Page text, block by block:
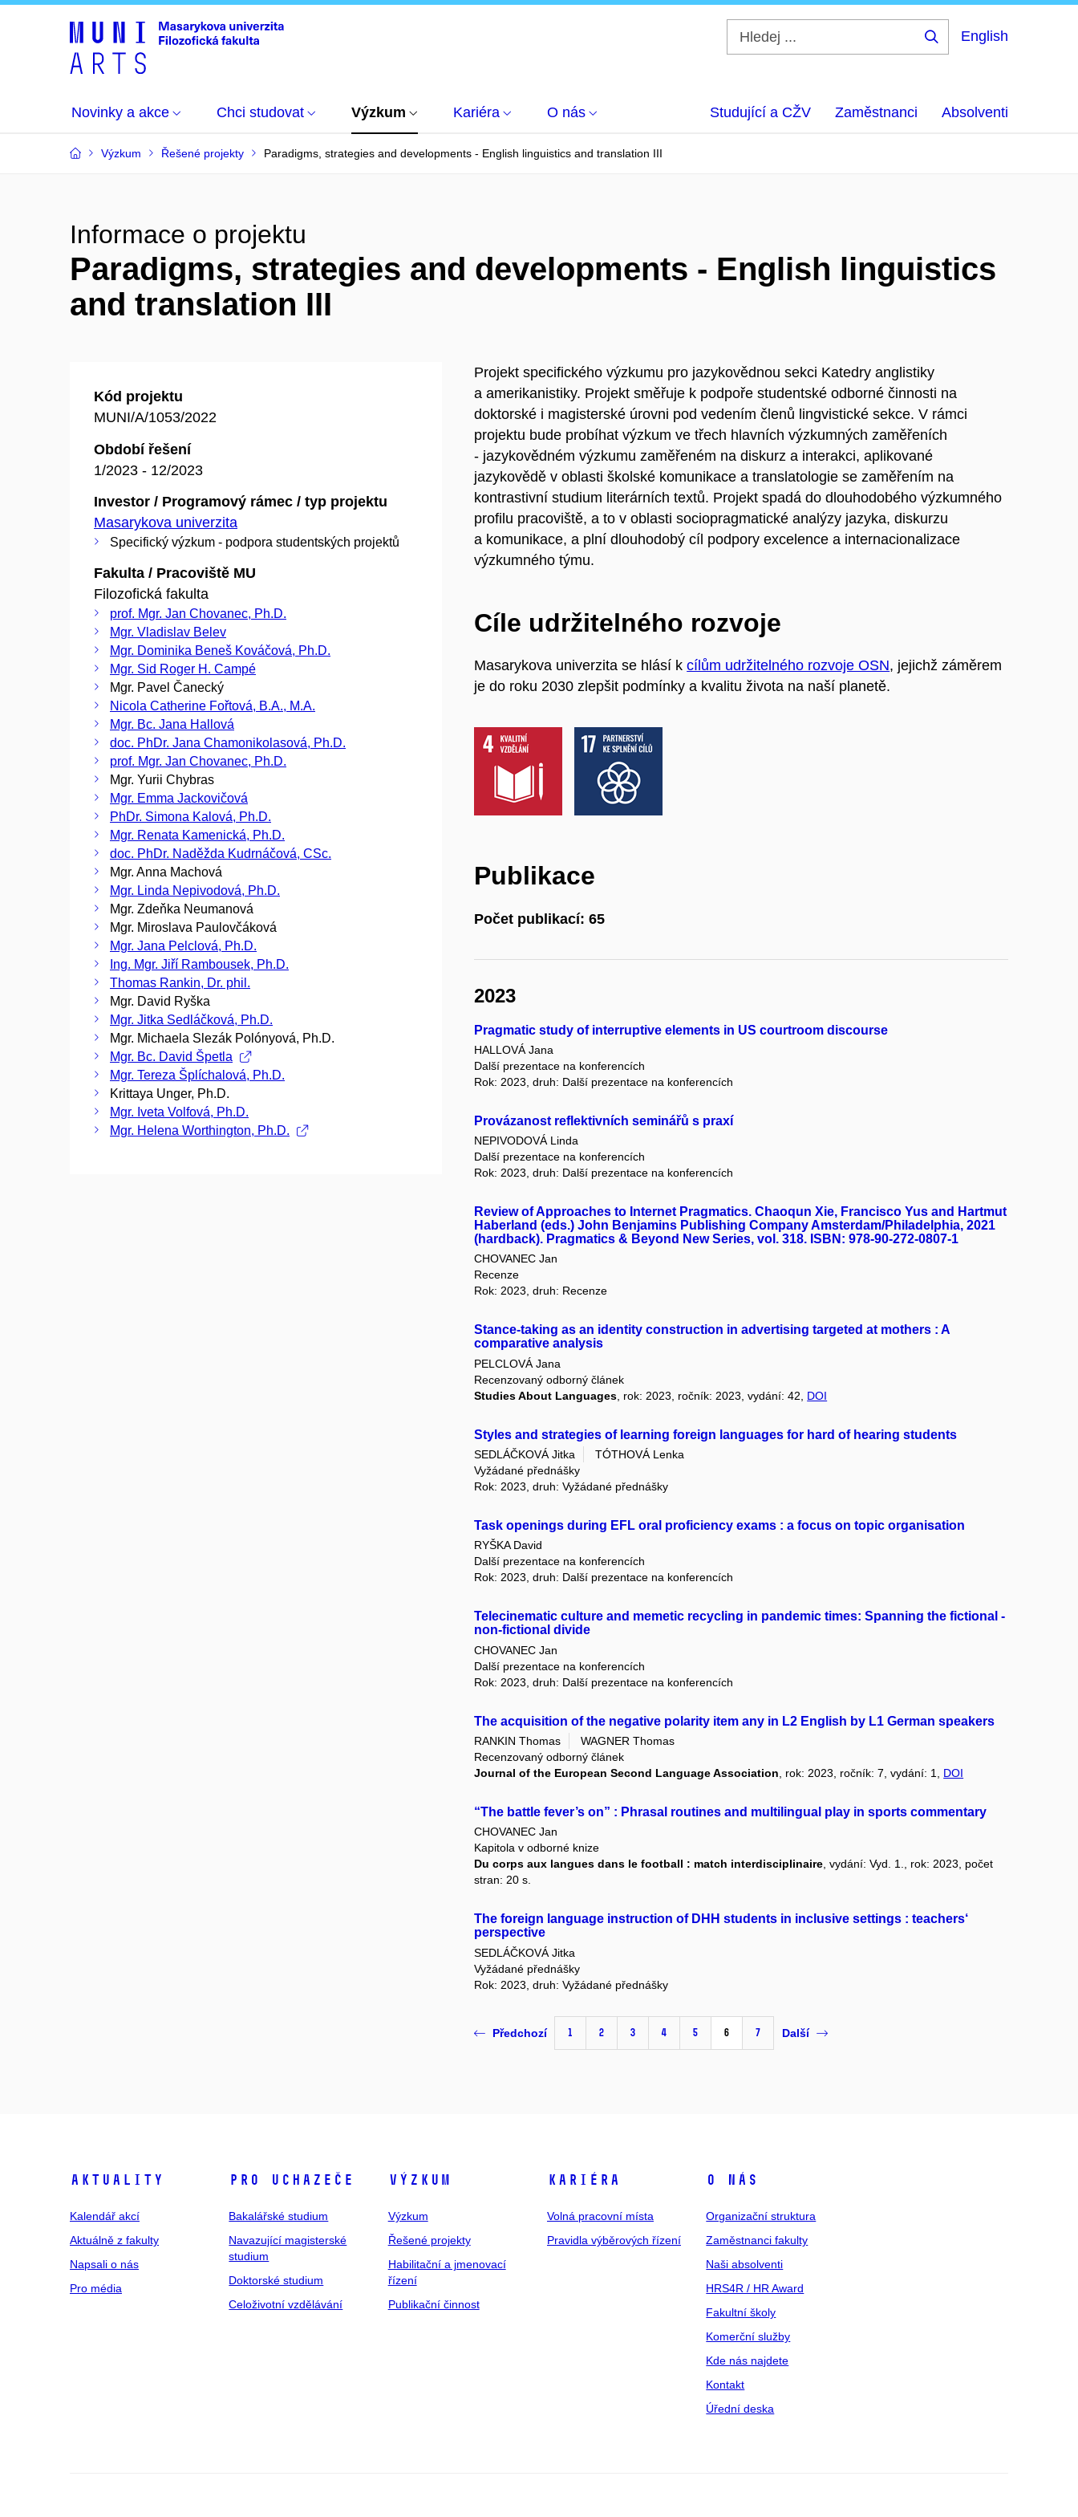
English
Novinky a akce Chci studovat Výzkum Kariéra O nás Studující a CŽV Zaměstnanci Absolventi
Výzkum Řešené projekty Paradigms, strategies and developments - English linguistics and translation III
Informace o projektu
Paradigms, strategies and developments - English linguistics
and translation III
Kód projektu
MUNI/A/1053/2022
Období řešení
1/2023 - 12/2023
Investor / Programový rámec / typ projektu
Masarykova univerzita
Specifický výzkum - podpora studentských projektů
Fakulta / Pracoviště MU
Filozofická fakulta
prof. Mgr. Jan Chovanec, Ph.D.
Mgr. Vladislav Belev
Mgr. Dominika Beneš Kováčová, Ph.D.
Mgr. Sid Roger H. Campé
Mgr. Pavel Čanecký
Nicola Catherine Fořtová, B.A., M.A.
Mgr. Bc. Jana Hallová
doc. PhDr. Jana Chamonikolasová, Ph.D.
prof. Mgr. Jan Chovanec, Ph.D.
Mgr. Yurii Chybras
Mgr. Emma Jackovičová
PhDr. Simona Kalová, Ph.D.
Mgr. Renata Kamenická, Ph.D.
doc. PhDr. Naděžda Kudrnáčová, CSc.
Mgr. Anna Machová
Mgr. Linda Nepivodová, Ph.D.
Mgr. Zdeňka Neumanová
Mgr. Miroslava Paulovčáková
Mgr. Jana Pelclová, Ph.D.
Ing. Mgr. Jiří Rambousek, Ph.D.
Thomas Rankin, Dr. phil.
Mgr. David Ryška
Mgr. Jitka Sedláčková, Ph.D.
Mgr. Michaela Slezák Polónyová, Ph.D.
Mgr. Bc. David Špetla
Mgr. Tereza Šplíchalová, Ph.D.
Krittaya Unger, Ph.D.
Mgr. Iveta Volfová, Ph.D.
Mgr. Helena Worthington, Ph.D.
Projekt specifického výzkumu pro jazykovědnou sekci Katedry anglistiky
a amerikanistiky. Projekt směřuje k podpoře studentské odborné činnosti na
doktorské i magisterské úrovni pod vedením členů lingvistické sekce. V rámci
projektu bude probíhat výzkum ve třech hlavních výzkumných zaměřeních
- jazykovědném výzkumu zaměřeném na diskurz a interakci, aplikované
jazykovědě v oblasti školské komunikace a translatologie se zaměřením na
kontrastivní studium literárních textů. Projekt spadá do dlouhodobého výzkumného
profilu pracoviště, a to v oblasti sociopragmatické analýzy jazyka, diskurzu
a komunikace, a plní dlouhodobý cíl podpory excelence a internacionalizace
výzkumného týmu.
Cíle udržitelného rozvoje
Masarykova univerzita se hlásí kcílům udržitelného rozvoje OSN, jejichž záměrem
je do roku 2030 zlepšit podmínky a kvalitu života na naší planetě.
Publikace
Počet publikací: 65
2023
Pragmatic study of interruptive elements in US courtroom discourse
HALLOVÁ Jana
Další prezentace na konferencích
Rok: 2023, druh: Další prezentace na konferencích
Provázanost reflektivních seminářů s praxí
NEPIVODOVÁ Linda
Další prezentace na konferencích
Rok: 2023, druh: Další prezentace na konferencích
Review of Approaches to Internet Pragmatics. Chaoqun Xie, Francisco Yus and Hartmut
Haberland (eds.) John Benjamins Publishing Company Amsterdam/Philadelphia, 2021
(hardback). Pragmatics & Beyond New Series, vol. 318. ISBN: 978-90-272-0807-1
CHOVANEC Jan
Recenze
Rok: 2023, druh: Recenze
Stance-taking as an identity construction in advertising targeted at mothers : A
comparative analysis
PELCLOVÁ Jana
Recenzovaný odborný článek
Studies About Languages , rok: 2023, ročník: 2023, vydání: 42, DOI
Styles and strategies of learning foreign languages for hard of hearing students
SEDLÁČKOVÁ Jitka
TÓTHOVÁ Lenka
Vyžádané přednášky
Rok: 2023, druh: Vyžádané přednášky
Task openings during EFL oral proficiency exams : a focus on topic organisation
RYŠKA David
Další prezentace na konferencích
Rok: 2023, druh: Další prezentace na konferencích
Telecinematic culture and memetic recycling in pandemic times: Spanning the fictional -
non-fictional divide
CHOVANEC Jan
Další prezentace na konferencích
Rok: 2023, druh: Další prezentace na konferencích
The acquisition of the negative polarity item any in L2 English by L1 German speakers
RANKIN Thomas
WAGNER Thomas
Recenzovaný odborný článek
Journal of the European Second Language Association , rok: 2023, ročník: 7, vydání: 1, DOI
“The battle fever’s on” : Phrasal routines and multilingual play in sports commentary
CHOVANEC Jan
Kapitola v odborné knize
Du corps aux langues dans le football : match interdisciplinaire, vydání: Vyd. 1., rok: 2023, počet
stran: 20 s.
The foreign language instruction of DHH students in inclusive settings : teachers‘
perspective
SEDLÁČKOVÁ Jitka
Vyžádané přednášky
Rok: 2023, druh: Vyžádané přednášky
Předchozí 1 2 3 4 5 6 7 Další
Aktuality
Kalendář akcí
Aktuálně z fakulty
Napsali o nás
Pro média
Pro uchazeče
Bakalářské studium
Navazující magisterské
studium
Doktorské studium
Celoživotní vzdělávání
Výzkum
Výzkum
Řešené projekty
Habilitační a jmenovací
řízení
Publikační činnost
Kariéra
Volná pracovní místa
Pravidla výběrových řízení
O nás
Organizační struktura
Zaměstnanci fakulty
Naši absolventi
HRS4R / HR Award
Fakultní školy
Komerční služby
Kde nás najdete
Kontakt
Úřední deska